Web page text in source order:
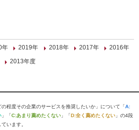
年 2019年 2018年 2017年
2016年
2013年度
程度その企業のサービスを推奨したいか」について「A:
」「C:あまり薦めたくない 」「D:全く薦めたくない 」の4段
います。